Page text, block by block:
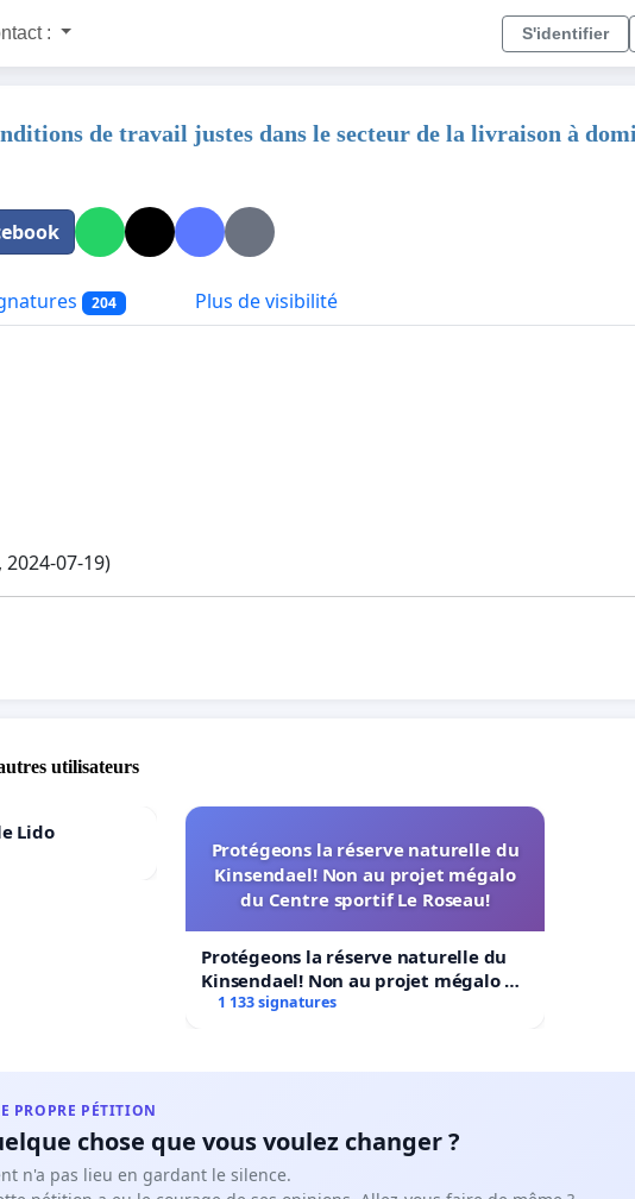
: S'identifier
de travail justes dans le secteur de la livraison à
204 Plus de visibilité
2024-07-19)
utilisateurs
Lido
Protégeons la réserve naturelle du
Kinsendael! Non au projet mégalo
du Centre sportif Le Roseau!
Protégeons la réserve naturelle du
Kinsendael! Non au projet mégalo du
Centre sportif Le Roseau!
1 133 signatures
PROPRE PÉTITION
chose que vous voulez changer ?
n'a pas lieu en gardant le silence.